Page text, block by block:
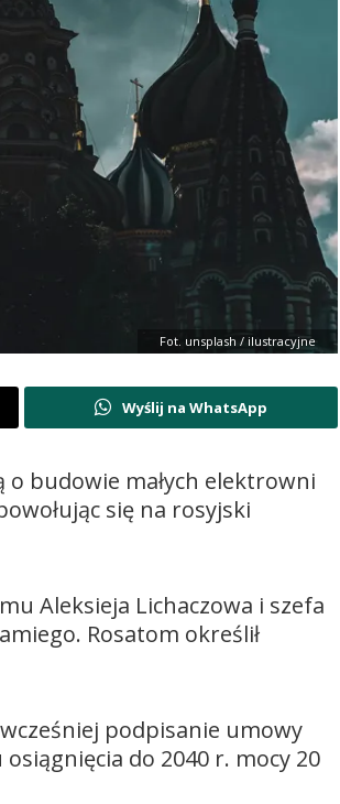
Fot. unsplash / ilustracyjne
Wyślij na WhatsApp
o budowie małych elektrowni
się na rosyjski
Aleksieja Lichaczowa i szefa
Rosatom określił
podpisanie umowy
do 2040 r. mocy 20